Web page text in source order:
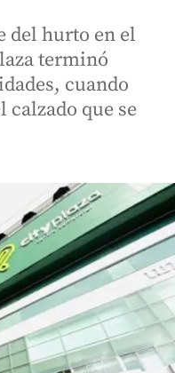
del hurto en el
terminó
cuando
calzado que se